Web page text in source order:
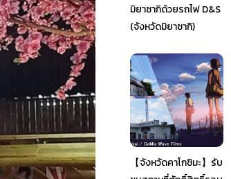
มิยาซากิด้วยรถไฟ D&S
(จังหวัดมิยาซากิ)
【จังหวัดคาโกชิมะ】รับ